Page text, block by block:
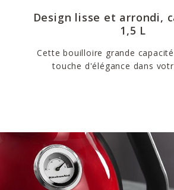
Design lisse et arrondi,
1,5 L
Cette bouilloire grande
touche d'élégance dans